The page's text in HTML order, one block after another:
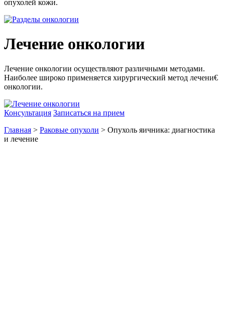
опухолей кожи.
Лечение онкологии
Лечение онкологии осуществляют различными методами.
Наиболее широко применяется хирургический метод лечени€
онкологии.
Консультация Записаться на прием
Главная > Раковые опухоли > Опухоль яичника: диагностика
и лечение